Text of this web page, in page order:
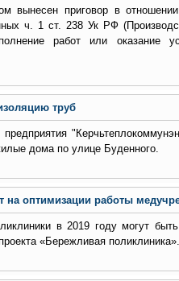
вынесен приговор в
ч. 1 ст. 238 Ук РФ
работ или оказание
труб
дома по улице Буденного.
на оптимизации работы
в 2019 году могут
«Бережливая поликлиника».